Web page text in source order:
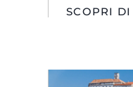
SCOPRI